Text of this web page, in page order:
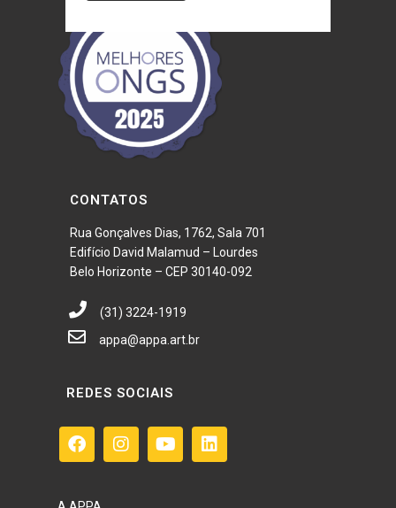
CONTATOS
Rua Gonçalves Dias, 1762, Sala 701
Edifício David Malamud – Lourdes
Belo Horizonte – CEP 30140-092
(31) 3224-1919
appa@appa.art.br
REDES SOCIAIS